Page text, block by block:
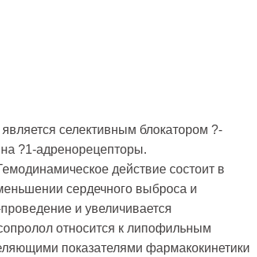
селективным блокатором ?-
?1-адренорецепторы.
действие состоит в
сердечного выброса и
и увеличивается
относится к липофильным
показателями фармакокинетики